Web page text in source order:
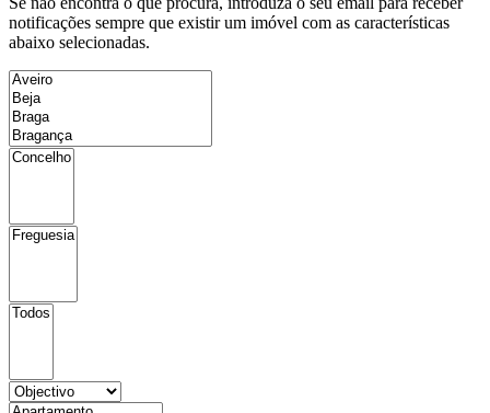
notificações sempre que existir um imóvel com as características
abaixo selecionadas.